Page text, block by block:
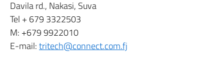
Davila rd., Nakasi, Suva
Tel + 679 3322503
M: +679 9922010
E-mail:tritech@connect.com.fj